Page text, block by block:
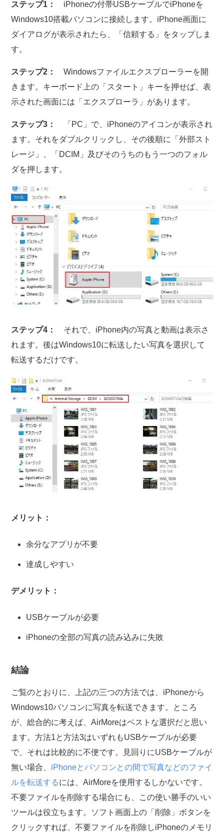
ステップ1： iPhoneの付帯USBケーブルでiPhoneを
Windows10搭載パソコンに接続します。iPhone画面に
ダイアログが表示されたら、「信頼する」をタップしま
す。
ステップ2：Windowsファイルエクスプローラーを開
きます。キーボード上の「スタート」キーを押せば、表
示された画面には「エクスプローラ」があります。
ステップ3：
「PC」で、iPhoneのアイコンが表示され
ます。それをダブルクリックし、その後順に「外部スト
レージ」、「DCIM」及びそのうちのもう一つのフォル
ダを押します。
ステップ4： それで、iPhone内の写真と動画は表示さ
れます。後はWindows10に転送したい写真を選択して
転送するだけです。
メリット：
余分なアプリが不要
達成しやすい
デメリット：
USBケーブルが必要
iPhoneの全部の写真の読み込みに失敗
結論
ご覧のとおりに、上記の三つの方法では、iPhoneから
Windows10パソコンに写真を転送できます。ところ
が、総合的に考えば、AirMoreはベストな選択だと思い
ます。方法1と方法3はいずれもUSBケーブルが必要
で、それは比較的に不便です。見回りにUSBケーブルが
無い場合、 iPhoneとパソコンとの間で写真などのファイ
ルを転送するには、AirMoreを使用するしかないです。
不要ファイルを削除する場合にも、この使い勝手のいい
ツールは役立ちます。ソフト画面上の「削除」ボタンを
クリックすれば、不要ファイルを削除しiPhoneのメモリ